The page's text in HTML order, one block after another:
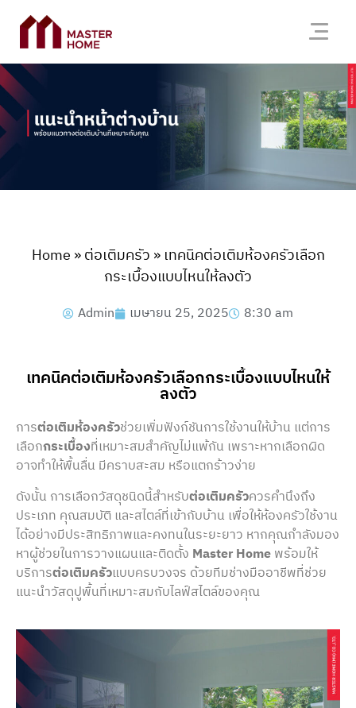
Home »ต่อเติมครัว » เทคนิคต่อเติมห้องครัวเลือก
กระเบื้องแบบไหนให้ลงตัว
Admin เมษายน 25, 2025 8:30 am
เทคนิคต่อเติมห้องครัวเลือกกระเบื้องแบบไหนให้
ลงตัว
การต่อเติมห้องครัวช่วยเพิ่มฟังก์ชันการใช้งานให้บ้าน แต่การ
เลือกกระเบื้องที่เหมาะสมสำคัญไม่แพ้กัน เพราะหากเลือกผิด
อาจทำให้พื้นลื่น มีคราบสะสม หรือแตกร้าวง่าย
ดังนั้น การเลือกวัสดุชนิดนี้สำหรับต่อเติมครัวควรคำนึงถึง
ประเภท คุณสมบัติ และสไตล์ที่เข้ากับบ้าน เพื่อให้ห้องครัวใช้งาน
ได้อย่างมีประสิทธิภาพและคงทนในระยะยาว หากคุณกำลังมอง
หาผู้ช่วยในการวางแผนและติดตั้ง Master Homeพร้อมให้
บริการต่อเติมครัวแบบครบวงจร ด้วยทีมช่างมืออาชีพที่ช่วย
แนะนำวัสดุปูพื้นที่เหมาะสมกับไลฟ์สไตล์ของคุณ